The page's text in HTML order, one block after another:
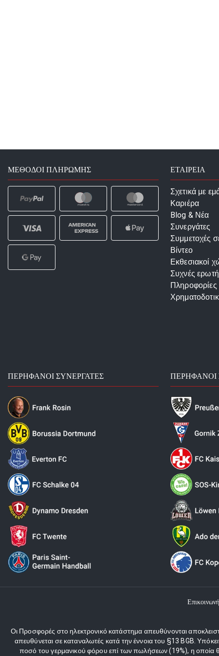
ΜΈΘΟΔΟΙ ΠΛΗΡΩΜΉΣ ΕΤΑΙΡΕΙΑ
Σχετικά με
Καριέρα
Blog & Νέα
Συνεργάτες
Συμμετοχές
Βίντεο
Εκθεσιακοί
Συχνές
ΠΕΡΉΦΑΝΟΙ ΣΥΝΕΡΓΆΤΕΣ ΠΕΡΉΦΑΝΟΙ
Οι Προσφορές στο ηλεκτρονικό κατάστημα απευθύνονται
απευθύνεται σε καταναλωτές κατά την έννοια του §13 BGB.
ποσό του γερμανικού φόρου επί των πωλήσεων (19%), η οποία